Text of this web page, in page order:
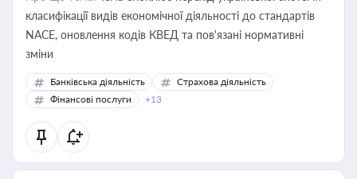
класифікації видів економічної діяльності до стандартів
NACE, оновлення кодів КВЕД та пов'язані нормативні
зміни
Банківська діяльність
Страхова діяльність
Фінансові послуги
+13